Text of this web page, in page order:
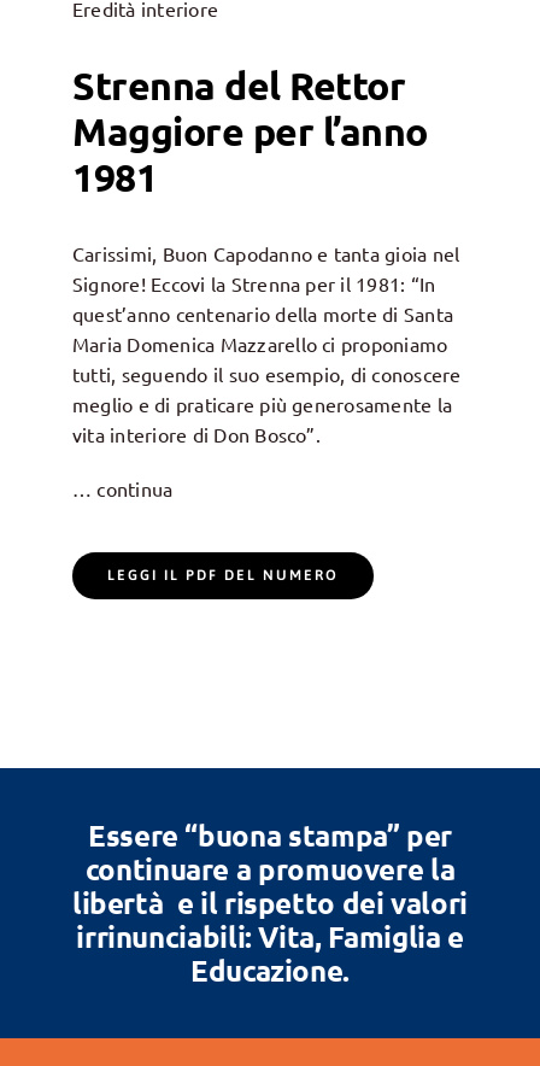
Eredità interiore
Strenna del Rettor
Maggiore per l’anno
1981
Carissimi, Buon Capodanno e tanta gioia nel
Signore! Eccovi la Strenna per il 1981: “In
quest’anno centenario della morte di Santa
Maria Domenica Mazzarello ci proponiamo
tutti, seguendo il suo esempio, di conoscere
meglio e di praticare più generosamente la
vita interiore di Don Bosco”.
… continua
LEGGI IL PDF DEL NUMERO
Essere “buona stampa” per
continuare a promuovere la
libertà e il rispetto dei valori
irrinunciabili: Vita, Famiglia e
Educazione.